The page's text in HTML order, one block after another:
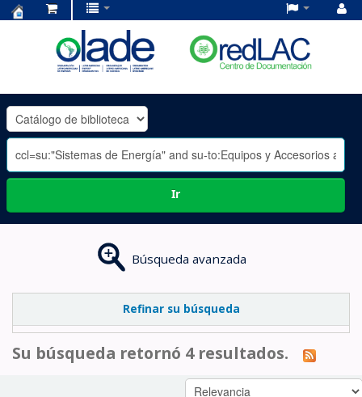
OLADE
-
Ir
Búsqueda avanzada
Refinar su búsqueda
Su búsqueda retornó 4 resultados.